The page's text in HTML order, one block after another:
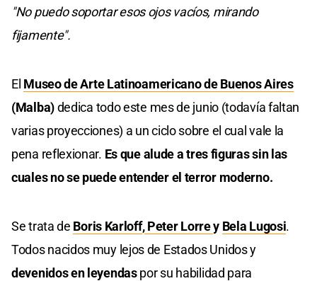
"No puedo soportar esos ojos vacíos, mirando
fijamente".
El Museo de Arte Latinoamericano de Buenos Aires
(Malba)dedica todo este mes de junio (todavía faltan
varias proyecciones) a un ciclo sobre el cual vale la
pena reflexionar. Es que alude a tres figuras sin las
cuales no se puede entender el terror moderno.
Se trata de Boris Karloff,Peter Lorrey Bela Lugosi.
Todos nacidos muy lejos de Estados Unidos y
devenidos en leyendaspor su habilidad para